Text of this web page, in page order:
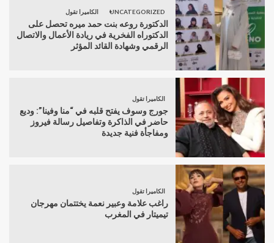
UNCATEGORIZED الكاميرا تقول
الدكتورة روعه بنت حمد ميره تحصل على
الدكتوراه الفخرية في ريادة الأعمال والاتصال
الرقمي وشهادة القائد المؤثر
الكاميرا تقول
جورج وسوف يفتح قلبه في “منا وفينا”: وديع
حاضر في الذاكرة وتفاصيل رسالة فيروز
ومفاجأة فنية جديدة
الكاميرا تقول
راغب علامة وعبير نعمة يختتمان مهرجان
تيميتار في المغرب